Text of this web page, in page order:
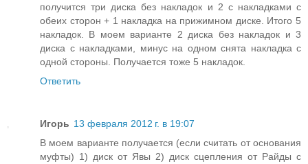
получится три диска без накладок и 2 с накладками с
обеих сторон + 1 накладка на прижимном диске. Итого 5
накладок. В моем варианте 2 диска без накладок и 3
диска с накладками, минус на одном снята накладка с
одной стороны. Получается тоже 5 накладок.
Ответить
Игорь 13 февраля 2012 г. в 19:07
В моем варианте получается (если считать от основания
муфты) 1) диск от Явы 2) диск сцепления от Райды с